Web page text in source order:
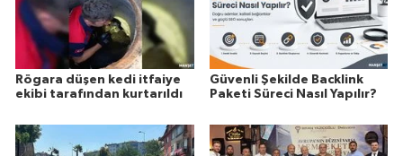
Rögara düşen kedi itfaiye
ekibi tarafından kurtarıldı
Güvenli Şekilde Backlink
Paketi Süreci Nasıl Yapılır?